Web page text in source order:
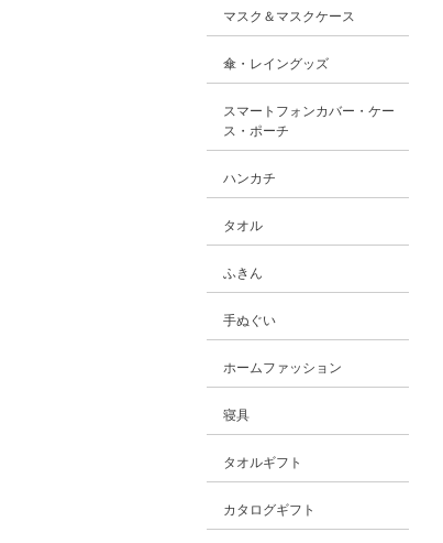
マスク＆マスクケース
傘・レイングッズ
スマートフォンカバー・ケー
ス・ポーチ
ハンカチ
タオル
ふきん
手ぬぐい
ホームファッション
寝具
タオルギフト
カタログギフト